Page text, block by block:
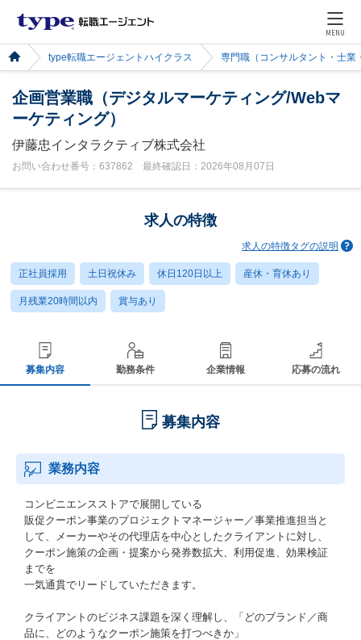
MENU
type転職エージェントハイクラス 専門職（コンサルタント・士業
企画営業職（デジタルマーケティング/Webマ
ーケティング）
伊藤忠インタラクティブ株式会社
お問い合わせ番号：637862 最終確認日：2026年08月07日
求人の特徴
求人の特徴タグの説明
正社員採用 土日祝休み 休日120日以上 産休・育休あり
月残業20時間以内 賞与あり
募集内容 勤務条件 企業情報 応募の流れ
募集内容
業務内容
コンビニエンスストアで展開している
販促クーポン事業のプロジェクトマネージャー／事業推進担当と
して、メーカーやその代理店を中心としたクライアントに対し、
クーポン施策の企画・提案から発券数拡大、利用促進、効果検証
までを
一気通貫でリードしていただきます。
クライアントのビジネス課題を深く理解し、「どのブランド／商
品に、どのようなクーポン施策を打つべきか」